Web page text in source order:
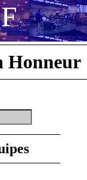
F
Honneur